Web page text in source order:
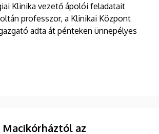
Klinika vezető ápolói feladatait
professzor, a Klinikai Központ
adta át pénteken ünnepélyes
Macikórháztól az